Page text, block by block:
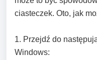
ciasteczek. Oto, jak
1. Przejdź do
Windows: